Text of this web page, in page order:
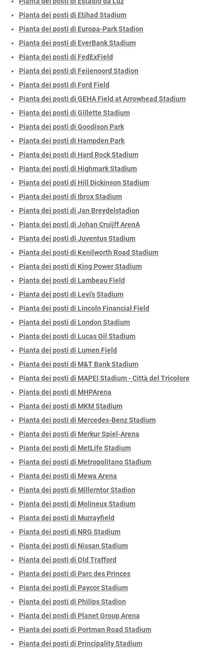
Pianta dei posti di Etihad Stadium
Pianta dei posti di Europa-Park Stadion
Pianta dei posti di EverBank Stadium
Pianta dei posti di FedExField
Pianta dei posti di Feijenoord Stadion
Pianta dei posti di Ford Field
Pianta dei posti di GEHA Field at Arrowhead Stadium
Pianta dei posti di Gillette Stadium
Pianta dei posti di Goodison Park
Pianta dei posti di Hampden Park
Pianta dei posti di Hard Rock Stadium
Pianta dei posti di Highmark Stadium
Pianta dei posti di Hill Dickinson Stadium
Pianta dei posti di Ibrox Stadium
Pianta dei posti di Jan Breydelstadion
Pianta dei posti di Johan Cruijff ArenA
Pianta dei posti di Juventus Stadium
Pianta dei posti di Kenilworth Road Stadium
Pianta dei posti di King Power Stadium
Pianta dei posti di Lambeau Field
Pianta dei posti di Levi's Stadium
Pianta dei posti di Lincoln Financial Field
Pianta dei posti di London Stadium
Pianta dei posti di Lucas Oil Stadium
Pianta dei posti di Lumen Field
Pianta dei posti di M&T Bank Stadium
Pianta dei posti di MAPEI Stadium - Città del Tricolore
Pianta dei posti di MHPArena
Pianta dei posti di MKM Stadium
Pianta dei posti di Mercedes-Benz Stadium
Pianta dei posti di Merkur Spiel-Arena
Pianta dei posti di MetLife Stadium
Pianta dei posti di Metropolitano Stadium
Pianta dei posti di Mewa Arena
Pianta dei posti di Millerntor Stadion
Pianta dei posti di Molineux Stadium
Pianta dei posti di Murrayfield
Pianta dei posti di NRG Stadium
Pianta dei posti di Nissan Stadium
Pianta dei posti di Old Trafford
Pianta dei posti di Parc des Princes
Pianta dei posti di Paycor Stadium
Pianta dei posti di Philips Stadion
Pianta dei posti di Planet Group Arena
Pianta dei posti di Portman Road Stadium
Pianta dei posti di Principality Stadium